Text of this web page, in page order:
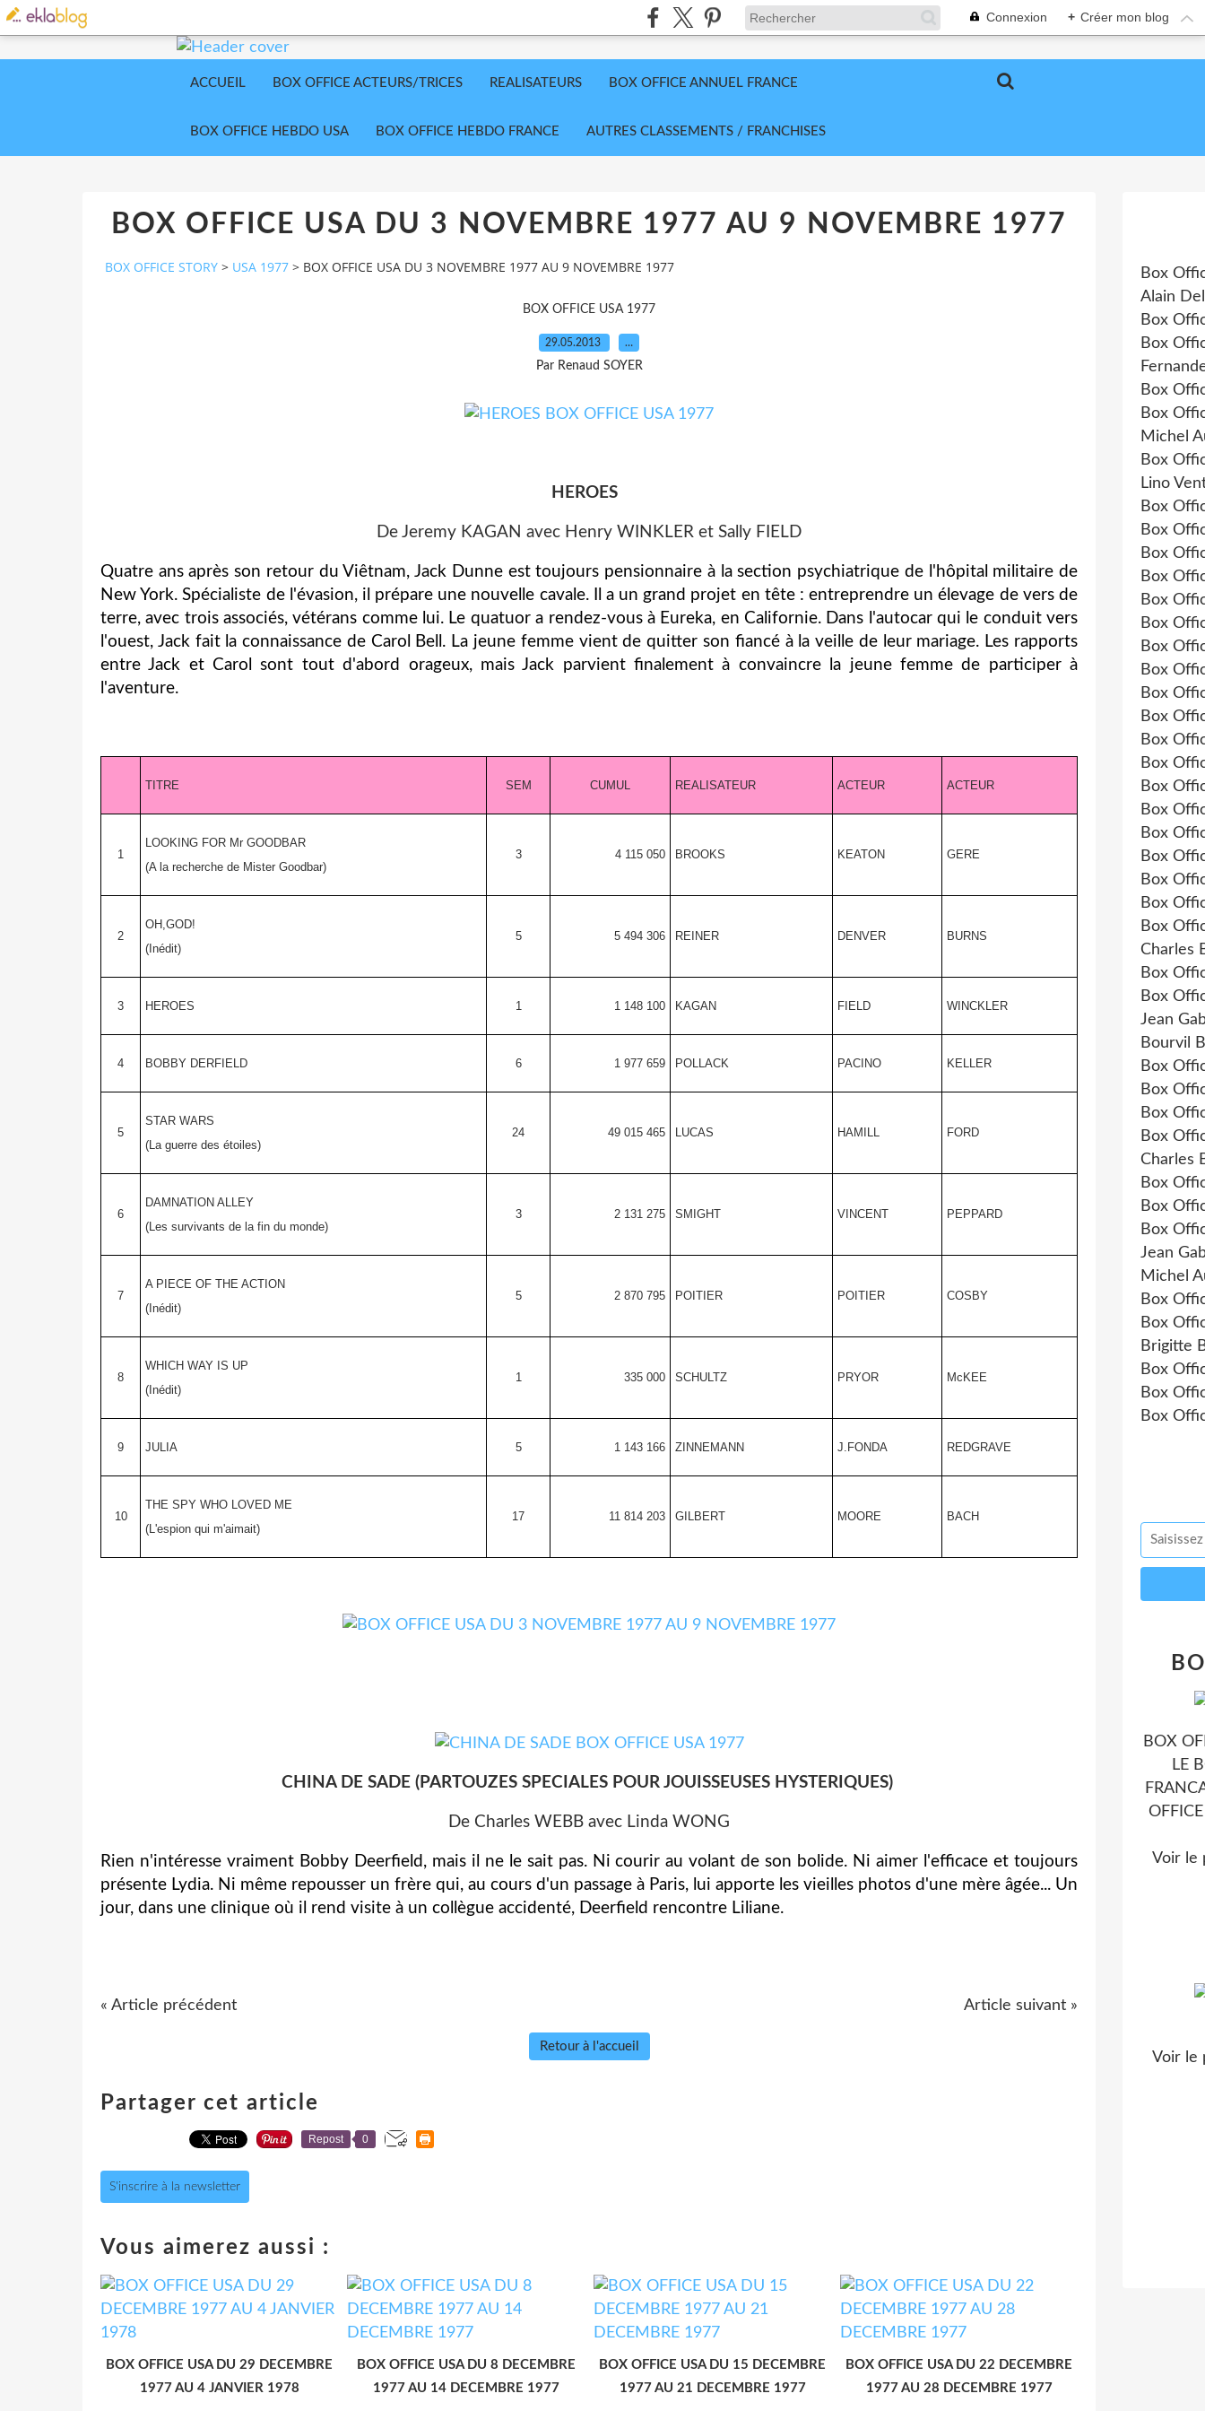
Connexion + Créer mon blog
ACCUEIL BOX OFFICE ACTEURS/TRICES REALISATEURS BOX OFFICE ANNUEL FRANCE
BOX OFFICE HEBDO USA BOX OFFICE HEBDO FRANCE AUTRES CLASSEMENTS / FRANCHISES
BOX OFFICE USA DU 3 NOVEMBRE 1977 AU 9 NOVEMBRE 1977
BOX OFFICE STORY > USA 1977 > BOX OFFICE USA DU 3 NOVEMBRE 1977 AU 9 NOVEMBRE 1977
BOX OFFICE USA 1977
29.05.2013 …
Par Renaud SOYER
HEROES
De Jeremy KAGAN avec Henry WINKLER et Sally FIELD
Quatre ans après son retour du Viêtnam, Jack Dunne est toujours pensionnaire à la section psychiatrique de l'hôpital militaire de
New York. Spécialiste de l'évasion, il prépare une nouvelle cavale. Il a un grand projet en tête : entreprendre un élevage de vers de
terre, avec trois associés, vétérans comme lui. Le quatuor a rendez-vous à Eureka, en Californie. Dans l'autocar qui le conduit vers
l'ouest, Jack fait la connaissance de Carol Bell. La jeune femme vient de quitter son fiancé à la veille de leur mariage. Les rapports
entre Jack et Carol sont tout d'abord orageux, mais Jack parvient finalement à convaincre la jeune femme de participer à
l'aventure.
TITRE SEM CUMUL REALISATEUR ACTEUR ACTEUR
1
LOOKING FOR Mr GOODBAR
(A la recherche de Mister Goodbar)
3 4 115 050 BROOKS KEATON GERE
2
OH,GOD!
(Inédit)
5 5 494 306 REINER DENVER BURNS
3 HEROES 1 1 148 100 KAGAN FIELD WINCKLER
4 BOBBY DERFIELD 6 1 977 659 POLLACK PACINO KELLER
5
STAR WARS
(La guerre des étoiles)
24 49 015 465 LUCAS HAMILL FORD
6
DAMNATION ALLEY
(Les survivants de la fin du monde)
3 2 131 275 SMIGHT VINCENT PEPPARD
7
A PIECE OF THE ACTION
(Inédit)
5 2 870 795 POITIER POITIER COSBY
8
WHICH WAY IS UP
(Inédit)
1 335 000 SCHULTZ PRYOR McKEE
9 JULIA 5 1 143 166 ZINNEMANN J.FONDA REDGRAVE
10
THE SPY WHO LOVED ME
(L'espion qui m'aimait)
17 11 814 203 GILBERT MOORE BACH
CHINA DE SADE (PARTOUZES SPECIALES POUR JOUISSEUSES HYSTERIQUES)
De Charles WEBB avec Linda WONG
Rien n'intéresse vraiment Bobby Deerfield, mais il ne le sait pas. Ni courir au volant de son bolide. Ni aimer l'efficace et toujours
présente Lydia. Ni même repousser un frère qui, au cours d'un passage à Paris, lui apporte les vieilles photos d'une mère âgée... Un
jour, dans une clinique où il rend visite à un collègue accidenté, Deerfield rencontre Liliane.
« Article précédent Article suivant »
Retour à l'accueil
Partager cet article
Repost 0
S'inscrire à la newsletter
Vous aimerez aussi :
BOX OFFICE USA DU 29 DECEMBRE
1977 AU 4 JANVIER 1978
BOX OFFICE USA DU 8 DECEMBRE
1977 AU 14 DECEMBRE 1977
BOX OFFICE USA DU 15 DECEMBRE
1977 AU 21 DECEMBRE 1977
BOX OFFICE USA DU 22 DECEMBRE
1977 AU 28 DECEMBRE 1977
Box
Alain
Box
Box
Box
Box
Michel
Box
Lino
Box
Box
Box
Box
Box
Box
Box
Box
Box
Box
Box
Box
Box
Box
Box
Box
Box
Box
Box
Charles
Box
Box
Jean
Bourvil
Box
Box
Box
Box
Charles
Box
Box
Box
Jean
Michel
Box
Box
Brigitte
Box
Box
Box
BOX
LE
Voir le
Voir le